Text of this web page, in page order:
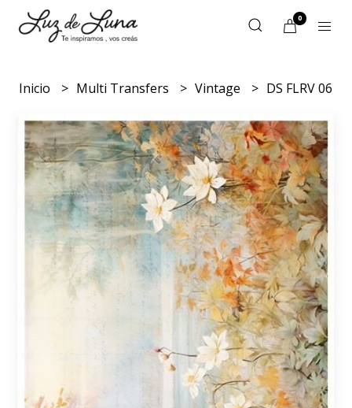
0
Inicio Multi Transfers Vintage DS FLRV 06